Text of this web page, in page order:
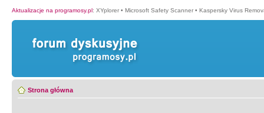
Aktualizacje na programosy.pl: XYplorer • Microsoft Safety Scanner • Kaspersky Virus
Strona główna